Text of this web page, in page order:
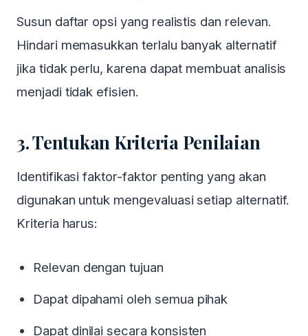
Susun daftar opsi yang realistis dan relevan.
Hindari memasukkan terlalu banyak alternatif
jika tidak perlu, karena dapat membuat analisis
menjadi tidak efisien.
3. Tentukan Kriteria Penilaian
Identifikasi faktor-faktor penting yang akan
digunakan untuk mengevaluasi setiap alternatif.
Kriteria harus:
Relevan dengan tujuan
Dapat dipahami oleh semua pihak
Dapat dinilai secara konsisten